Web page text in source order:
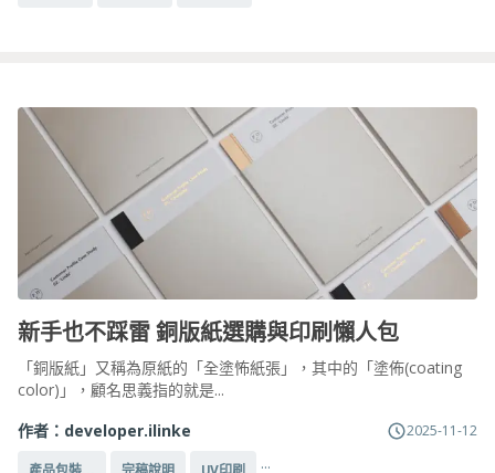
新手也不踩雷 銅版紙選購與印刷懶人包
「銅版紙」又稱為原紙的「全塗怖紙張」，其中的「塗佈(coating
color)」，顧名思義指的就是...
作者： developer.ilinke 2025-11-12
...